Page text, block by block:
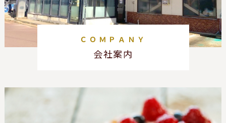
ＣＯＭＰＡＮＹ
会社案内